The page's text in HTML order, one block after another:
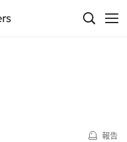
報告